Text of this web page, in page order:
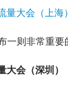
一则非常重
会（深圳）